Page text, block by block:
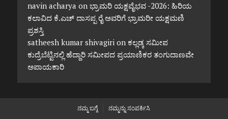
navin acharya on ಭ್ರಾಮರಿ ಯಕ್ಷವೈಭವ -2026: ಹಿರಿಯ
ಕಲಾವಿದ ಕೆ.ಎಚ್ ದಾಸಪ್ಪ ರೈ ಅವರಿಗೆ ಭ್ರಾಮರೀ ಯಕ್ಷಮಣಿ
ಪ್ರಶಸ್ತಿ
satheesh kumar shivagirion ಕಲ್ಲಡ್ಕ ಸಮೀಪ
ಕುದ್ರೆಬೆಟ್ಟಿನಲ್ಲಿ ಹೆದ್ದಾರಿ ಸಮೀಪದ ಪ್ರಯಾಣಿಕರ ತಂಗುದಾಣವೇ
ಅಪಾಯಕಾರಿ
ನಮ್ಮ ಬಗ್ಗೆ ನಮ್ಮನ್ನು ಸಂಪರ್ಕಿಸಿ